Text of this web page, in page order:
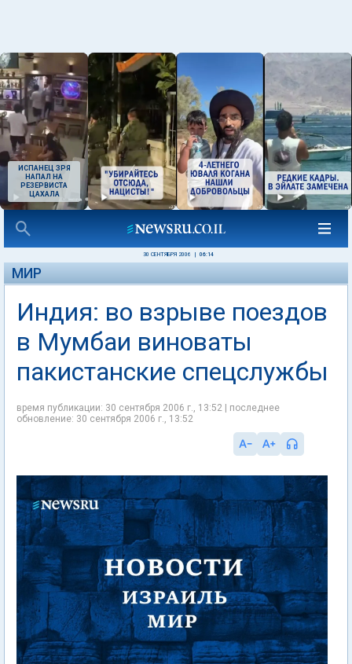
ИСПАНЕЦ ЗРЯ
НАПАЛ НА
РЕЗЕРВИСТА
ЦАХАЛА
30 СЕНТЯБРЯ 2006 06:14
МИР
Индия: во взрыве поездов
в Мумбаи виноваты
пакистанские спецслужбы
время публикации: 30 сентября 2006 г., 13:52 | последнее
обновление: 30 сентября 2006 г., 13:52